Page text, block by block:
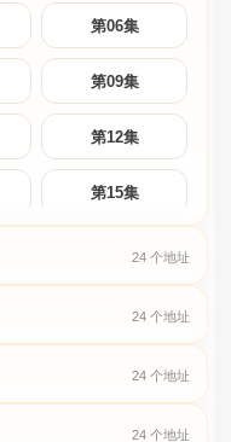
第06集
第09集
第12集
第15集
24 个地址
24 个地址
24 个地址
24 个地址